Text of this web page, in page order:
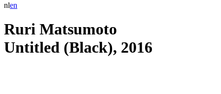
nlen
Ruri Matsumoto
Untitled (Black), 2016